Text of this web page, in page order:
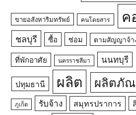
ขายอสังหาริมทรัพย์ คนโดยสาร ค
ชลบุรี ซื้อ ซ่อม ตามสัญญาจ้า
ที่พักอาศัย นครราชสีมา นนทบุรี
ปทุมธานี ผลิต ผลิตภั
ภูเก็ต รับจ้าง สมุทรปราการ